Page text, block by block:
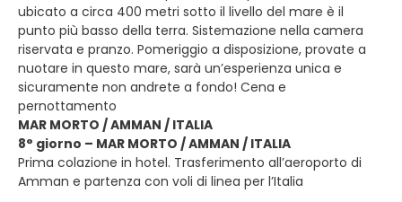
ubicato a circa 400 metri sotto il livello del mare è il
punto più basso della terra. Sistemazione nella camera
riservata e pranzo. Pomeriggio a disposizione, provate a
nuotare in questo mare, sarà un’esperienza unica e
sicuramente non andrete a fondo! Cena e
pernottamento
MAR MORTO / AMMAN / ITALIA
8° giorno – MAR MORTO / AMMAN / ITALIA
Prima colazione in hotel. Trasferimento all’aeroporto di
Amman e partenza con voli di linea per l’Italia